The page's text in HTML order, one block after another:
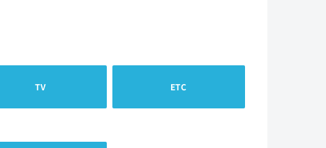
TV ETC